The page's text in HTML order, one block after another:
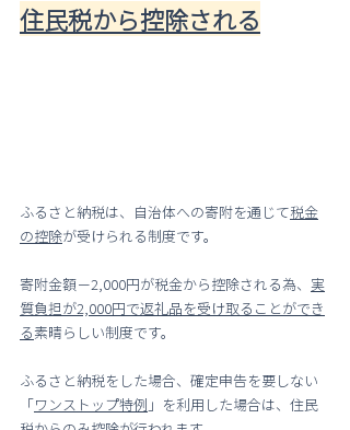
住民税から控除される
ふるさと納税は、自治体への寄附を通じて税金
の控除が受けられる制度です。
寄附金額－2,000円が税金から控除される為、 実
質負担が2,000円で返礼品を受け取ることができ
る素晴らしい制度です。
ふるさと納税をした場合、確定申告を要しない
「ワンストップ特例 」を利用した場合は、住民